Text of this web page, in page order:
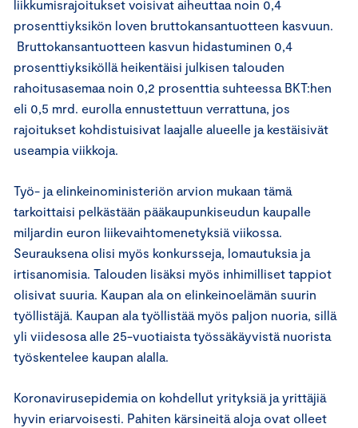
liikkumisrajoitukset voisivat aiheuttaa noin 0,4
prosenttiyksikön loven bruttokansantuotteen kasvuun.
Bruttokansantuotteen kasvun hidastuminen 0,4
prosenttiyksiköllä heikentäisi julkisen talouden
rahoitusasemaa noin 0,2 prosenttia suhteessa BKT:hen
eli 0,5 mrd. eurolla ennustettuun verrattuna, jos
rajoitukset kohdistuisivat laajalle alueelle ja kestäisivät
useampia viikkoja.
Työ- ja elinkeinoministeriön arvion mukaan tämä
tarkoittaisi pelkästään pääkaupunkiseudun kaupalle
miljardin euron liikevaihtomenetyksiä viikossa.
Seurauksena olisi myös konkursseja, lomautuksia ja
irtisanomisia. Talouden lisäksi myös inhimilliset tappiot
olisivat suuria. Kaupan ala on elinkeinoelämän suurin
työllistäjä. Kaupan ala työllistää myös paljon nuoria, sillä
yli viidesosa alle 25-vuotiaista työssäkäyvistä nuorista
työskentelee kaupan alalla.
Koronavirusepidemia on kohdellut yrityksiä ja yrittäjiä
hyvin eriarvoisesti. Pahiten kärsineitä aloja ovat olleet